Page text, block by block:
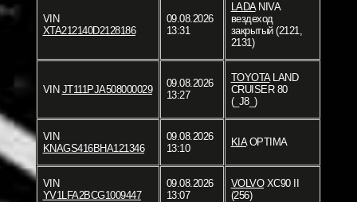
VIN
XTA212140D2128186
09.08.2026
13:31
LADANIVA
вездеход
закрытый (2121,
2131)
VIN JT111PJA508000029
09.08.2026
13:27
TOYOTALAND
CRUISER 80
(_J8_)
VIN
KNAGS416BHA121346
09.08.2026
13:10
KIAOPTIMA
VIN
YV1LFA2BCG1009447
09.08.2026
13:07
VOLVOXC90 II
(256)